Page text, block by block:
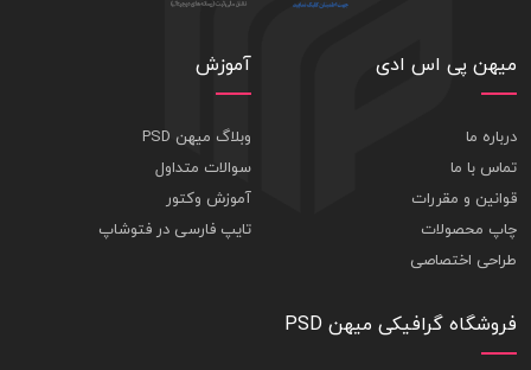
میهن پی اس ادی
درباره ما
تماس با ما
قوانین و مقررات
چاپ محصولات
طراحی اختصاصی
آموزش
وبلاگ میهن PSD
سوالات متداول
آموزش وکتور
تایپ فارسی در فتوشاپ
فروشگاه گرافیکی میهن PSD